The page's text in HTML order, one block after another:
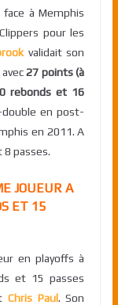
à Memphis
pour les
validait son
27 points (à
rebonds et 16
en post-
en 2011. A
passes.
JOUEUR A
ET 15
en playoffs à
et 15 passes
Chris Paul. Son